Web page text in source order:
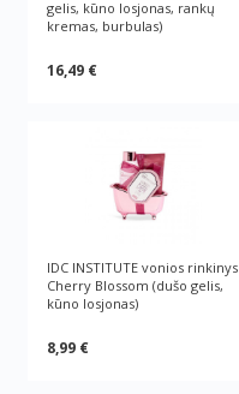
gelis, kūno losjonas, rankų
kremas, burbulas)
16,49 €
IDC INSTITUTE vonios rinkinys
Cherry Blossom (dušo gelis,
kūno losjonas)
8,99 €